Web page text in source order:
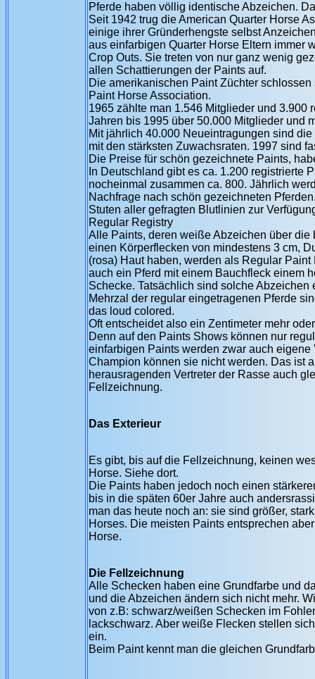
Pferde haben völlig identische Abzeichen.
Seit 1942 trug die American Quarter Horse
einige ihrer Gründerhengste selbst
aus einfarbigen Quarter Horse Eltern immer
Crop Outs. Sie treten von nur ganz wenig
allen Schattierungen der Paints auf.
Die amerikanischen Paint Züchter
Paint Horse Association.
1965 zählte man 1.546 Mitglieder und
Jahren bis 1995 über 50.000 Mitglieder und
Mit jährlich 40.000 Neueintragungen sind
mit den stärksten Zuwachsraten. 1997 sind
Die Preise für schön gezeichnete Paints,
In Deutschland gibt es ca. 1.200 registrierte
nocheinmal zusammen ca. 800. Jährlich
Nachfrage nach schön gezeichneten
Stuten aller gefragten Blutlinien zur
Regular Registry
Alle Paints, deren weiße Abzeichen über
einen Körperflecken von mindestens 3 cm,
(rosa) Haut haben, werden als Regular
auch ein Pferd mit einem Bauchfleck einem
Schecke. Tatsächlich sind solche
Mehrzal der regular eingetragenen Pferde
das loud colored.
Oft entscheidet also ein Zentimeter mehr
Denn auf den Paints Shows können nur
einfarbigen Paints werden zwar auch
Champion können sie nicht werden. Das ist
herausragenden Vertreter der Rasse auch
Fellzeichnung.
Das Exterieur
Es gibt, bis auf die Fellzeichnung, keinen
Horse. Siehe dort.
Die Paints haben jedoch noch einen
bis in die späten 60er Jahre auch
man das heute noch an: sie sind größer,
Horses. Die meisten Paints entsprechen
Horse.
Die Fellzeichnung
Alle Schecken haben eine Grundfarbe und
und die Abzeichen ändern sich nicht mehr.
von z.B: schwarz/weißen Schecken im
lackschwarz. Aber weiße Flecken stellen
ein.
Beim Paint kennt man die gleichen